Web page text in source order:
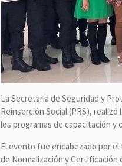
La Secretaría de Seguridad y
Reinserción Social (PRS),
los programas de capacitación
El evento fue encabezado por el
de Normalización y Certificación